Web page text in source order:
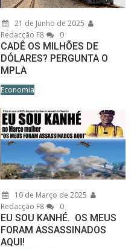
21 de Junho de 2025
Redacção F8
0
CADÊ OS MILHÕES DE
DÓLARES? PERGUNTA O
MPLA
Economia
10 de Março de 2025
Redacção F8
0
EU SOU KANHÉ. OS MEUS
FORAM ASSASSINADOS
AQUI!